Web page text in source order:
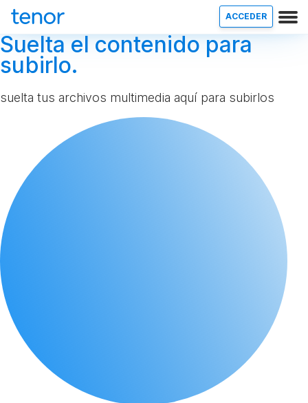
ACCEDER
Suelta el contenido para
subirlo.
suelta tus archivos multimedia aquí para subirlos